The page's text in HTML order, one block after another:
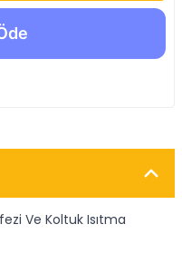
Ve Koltuk Isıtma